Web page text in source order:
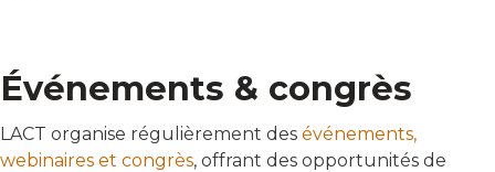
Événements & congrès
LACT organise régulièrement des événements,
webinaires et congrès, offrant des opportunités de